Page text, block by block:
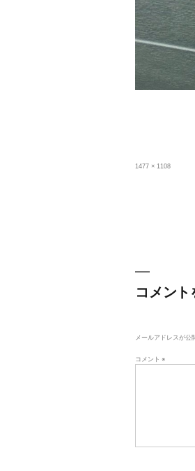
フ
1477 × 1108
コメント
メールアドレスが公
コメント※